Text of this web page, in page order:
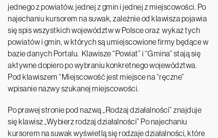
jednego z powiatów, jednej z gmin i jednej z miejscowości. Po
najechaniu kursorem na suwak, zależnie od klawisza pojawia
się spis wszystkich województw w Polsce oraz wykaz tych
powiatów i gmin, w których są umiejscowione firmy będące w
bazie danych Portalu. Klawisze “Powiat” i “Gmina” stają się
aktywne dopiero po wybraniu konkretnego województwa.
Pod klawiszem “Miejscowość jest miejsce na “ręczne”
wpisanie nazwy szukanej miejscowości.
Po prawej stronie pod nazwą „Rodzaj działalności” znajduje
się klawisz „Wybierz rodzaj działalności” Po najechaniu
kursorem na suwak wyświetlą się rodzaje działalności, które